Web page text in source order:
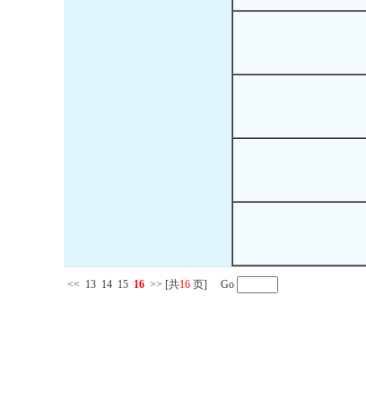
<< 13 14 15 16 >> [共16 页] Go